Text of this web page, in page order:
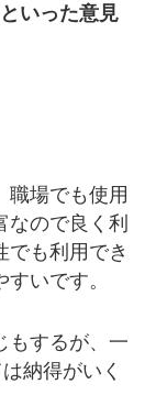
いった意見
職場でも使用
なので良く利
でも利用でき
いです。
もするが、一
納得がいく